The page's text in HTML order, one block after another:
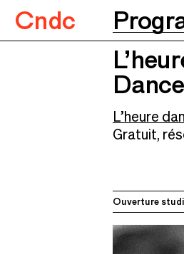
Cndc
L’heure
Gratuit,
Ouverture